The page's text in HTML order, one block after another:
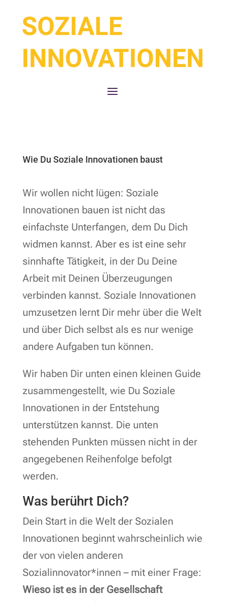
Wie Du Soziale Innovationen baust
Wir wollen nicht lügen: Soziale
Innovationen bauen ist nicht das
einfachste Unterfangen, dem Du Dich
widmen kannst. Aber es ist eine sehr
sinnhafte Tätigkeit, in der Du Deine
Arbeit mit Deinen Überzeugungen
verbinden kannst. Soziale Innovationen
umzusetzen lernt Dir mehr über die Welt
und über Dich selbst als es nur wenige
andere Aufgaben tun können.
Wir haben Dir unten einen kleinen Guide
zusammengestellt, wie Du Soziale
Innovationen in der Entstehung
unterstützen kannst. Die unten
stehenden Punkten müssen nicht in der
angegebenen Reihenfolge befolgt
werden.
Was berührt Dich?
Dein Start in die Welt der Sozialen
Innovationen beginnt wahrscheinlich wie
der von vielen anderen
Sozialinnovator*innen – mit einer Frage:
Wieso ist es in der Gesellschaft